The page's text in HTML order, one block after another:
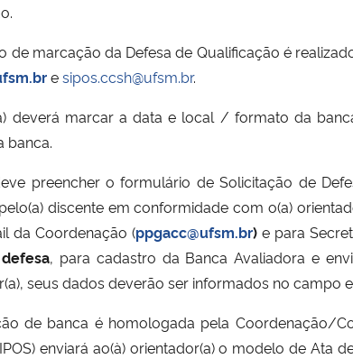
de marcação da Defesa de Qualificação é
esipos.ccsh@ufsm.br.
deverá marcar a data e local / formato da
banca.
preencher o formulário de Solicitação de
discente em conformidade com o(a)
da Coordenação (ppgacc@ufsm.br) e para
, para cadastro da Banca Avaliadora e
seus dados deverão ser informados no campo
de banca é homologada pela Coordenação/
enviará ao(à) orientador(a) o modelo de Ata